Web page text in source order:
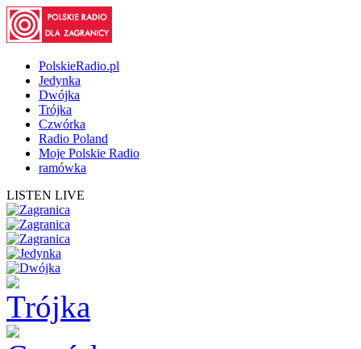
PolskieRadio.pl
Jedynka
Dwójka
Trójka
Czwórka
Radio Poland
Moje Polskie Radio
ramówka
LISTEN LIVE